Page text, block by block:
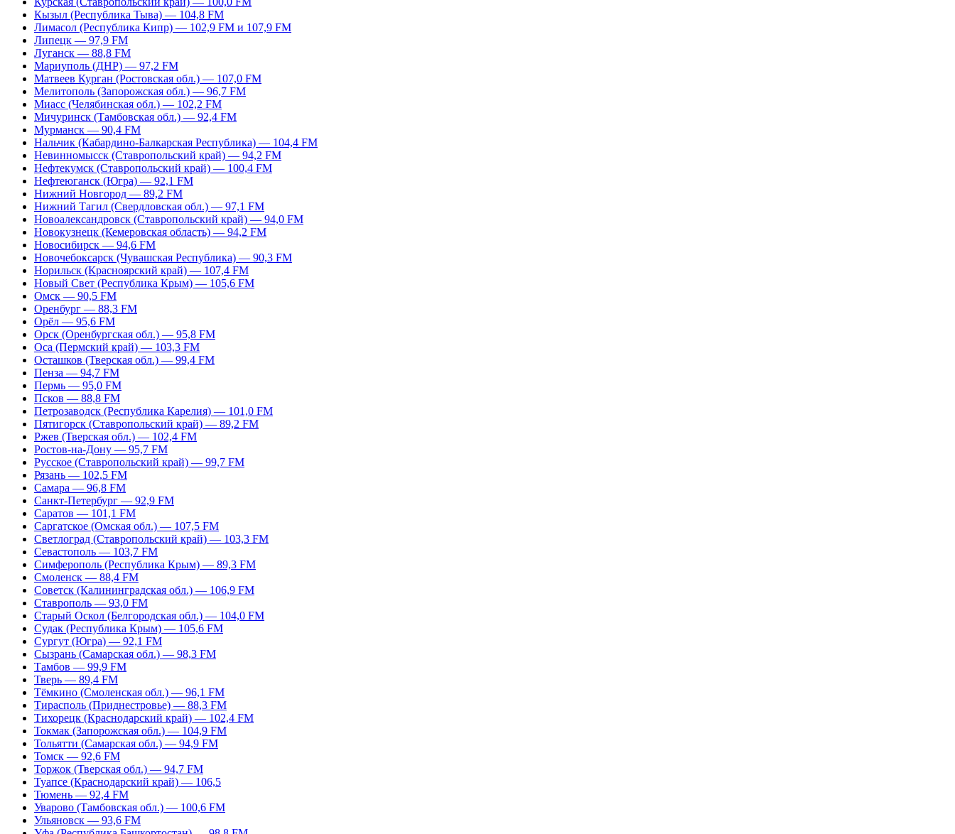
Кызыл (Республика Тыва) — 104,8 FM
Лимасол (Республика Кипр) — 102,9 FM и 107,9 FM
Липецк — 97,9 FM
Луганск — 88,8 FM
Мариуполь (ДНР) — 97,2 FM
Матвеев Курган (Ростовская обл.) — 107,0 FM
Мелитополь (Запорожская обл.) — 96,7 FM
Миасс (Челябинская обл.) — 102,2 FM
Мичуринск (Тамбовская обл.) — 92,4 FM
Мурманск — 90,4 FM
Нальчик (Кабардино-Балкарская Республика) — 104,4 FM
Невинномысск (Ставропольский край) — 94,2 FM
Нефтекумск (Ставропольский край) — 100,4 FM
Нефтеюганск (Югра) — 92,1 FM
Нижний Новгород — 89,2 FM
Нижний Тагил (Свердловская обл.) — 97,1 FM
Новоалександровск (Ставропольский край) — 94,0 FM
Новокузнецк (Кемеровская область) — 94,2 FM
Новосибирск — 94,6 FM
Новочебоксарск (Чувашская Республика) — 90,3 FM
Норильск (Красноярский край) — 107,4 FM
Новый Свет (Республика Крым) — 105,6 FM
Омск — 90,5 FM
Оренбург — 88,3 FM
Орёл — 95,6 FM
Орск (Оренбургская обл.) — 95,8 FM
Оса (Пермский край) — 103,3 FM
Осташков (Тверская обл.) — 99,4 FM
Пенза — 94,7 FM
Пермь — 95,0 FM
Псков — 88,8 FM
Петрозаводск (Республика Карелия) — 101,0 FM
Пятигорск (Ставропольский край) — 89,2 FM
Ржев (Тверская обл.) — 102,4 FM
Ростов-на-Дону — 95,7 FM
Русское (Ставропольский край) — 99,7 FM
Рязань — 102,5 FM
Самара — 96,8 FM
Санкт-Петербург — 92,9 FM
Саратов — 101,1 FM
Саргатское (Омская обл.) — 107,5 FM
Светлоград (Ставропольский край) — 103,3 FM
Севастополь — 103,7 FM
Симферополь (Республика Крым) — 89,3 FM
Смоленск — 88,4 FM
Советск (Калининградская обл.) — 106,9 FM
Ставрополь — 93,0 FM
Старый Оскол (Белгородская обл.) — 104,0 FM
Судак (Республика Крым) — 105,6 FM
Сургут (Югра) — 92,1 FM
Сызрань (Самарская обл.) — 98,3 FM
Тамбов — 99,9 FM
Тверь — 89,4 FM
Тёмкино (Смоленская обл.) — 96,1 FM
Тирасполь (Приднестровье) — 88,3 FM
Тихорецк (Краснодарский край) — 102,4 FM
Токмак (Запорожская обл.) — 104,9 FM
Тольятти (Самарская обл.) — 94,9 FM
Томск — 92,6 FM
Торжок (Тверская обл.) — 94,7 FM
Туапсе (Краснодарский край) — 106,5
Тюмень — 92,4 FM
Уварово (Тамбовская обл.) — 100,6 FM
Ульяновск — 93,6 FM